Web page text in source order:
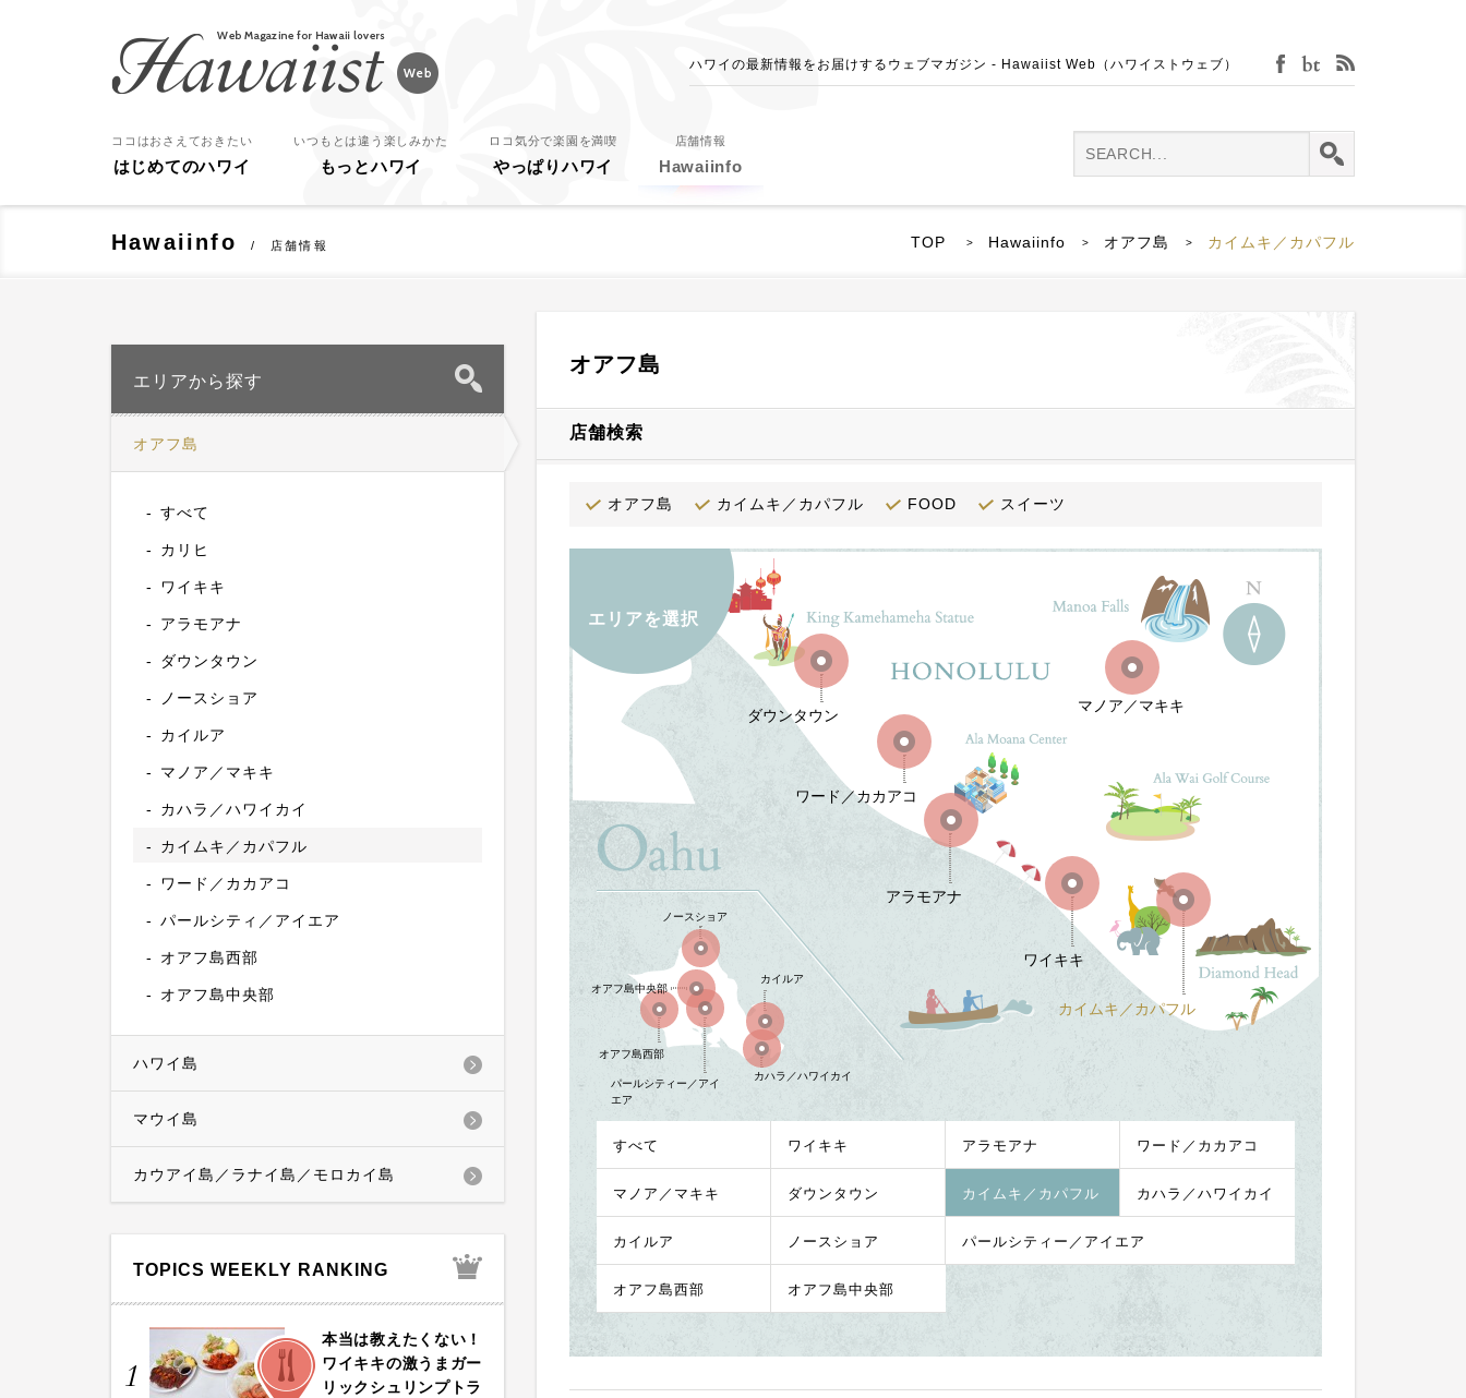
ハワイの最新情報をお届けするウェブマガジン - Hawaiist Web（ハワイストウェブ） facebookbijin-tokei
ココはおさえておきたい
はじめてのハワイ
いつもとは違う楽しみかた
もっとハワイ
ロコ気分で楽園を満喫
やっぱりハワイ
店舗情報
Hawaiinfo
Hawaiinfo 店舗情報 TOP > Hawaiinfo > オアフ島 > カイムキ／カパフル
オアフ島
店舗検索
オアフ島 カイムキ／カパフル FOOD スイーツ
エリアを選択
ノースショア
カイルア
カハラ／ハワイカイ
カイムキ／カパフル
ワイキキ
アラモアナ
ワード／カカアコ
マノア／マキキ
ダウンタウン
パールシティー／アイ
エア
オアフ島西部
オアフ島中央部
すべて ワイキキ アラモアナ ワード／カカアコ
マノア／マキキ ダウンタウン カイムキ／カパフル カハラ／ハワイカイ
カイルア ノースショア パールシティー／アイエア
オアフ島西部 オアフ島中央部
エリアから探す
オアフ島
すべて
カリヒ
ワイキキ
アラモアナ
ダウンタウン
ノースショア
カイルア
マノア／マキキ
カハラ／ハワイカイ
カイムキ／カパフル
ワード／カカアコ
パールシティ／アイエア
オアフ島西部
オアフ島中央部
ハワイ島
マウイ島
カウアイ島／ラナイ島／モロカイ島
TOPICS WEEKLY RANKING
1
FOOD
本当は教えたくない！
ワイキキの激うまガー
リックシュリンプトラ